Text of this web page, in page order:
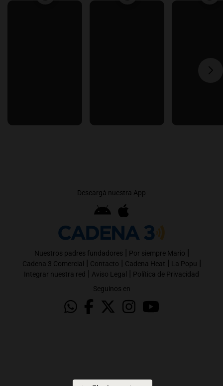
Descargá nuestra App
Nuestros padres fundadores | Por siempre Mario |
Cadena 3 Comercial | Contacto | Cadena Heat | La Popu |
Integrar nuestra red | Aviso Legal | Política de Privacidad
Seguinos en